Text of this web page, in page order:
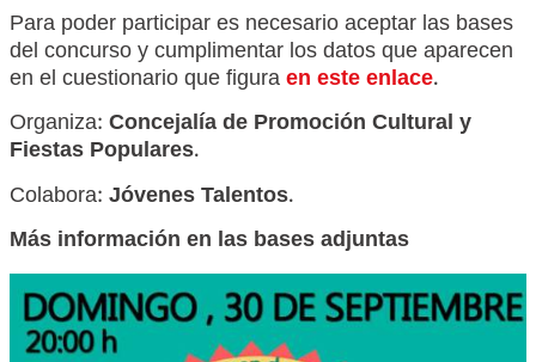
Para poder participar es necesario aceptar las bases
del concurso y cumplimentar los datos que aparecen
en el cuestionario que figuraen este enlace.
Organiza: Concejalía de Promoción Cultural y
Fiestas Populares.
Colabora: Jóvenes Talentos.
Más información en las bases adjuntas